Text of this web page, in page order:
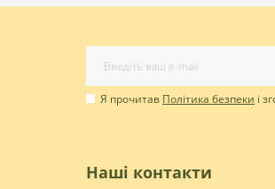
Я прочитав Політика безпеки і
Наші контакти